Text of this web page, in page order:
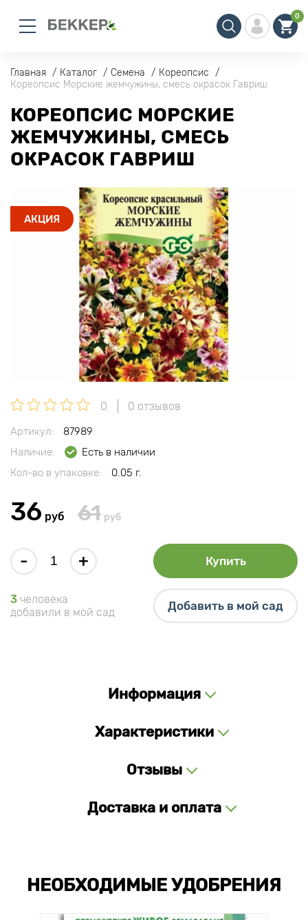
0
Главная Каталог Семена
Кореопсис
Кореопсис Морские жемчужины, смесь окрасок Гавриш
КОРЕОПСИС МОРСКИЕ
ЖЕМЧУЖИНЫ, СМЕСЬ
ОКРАСОК ГАВРИШ
АКЦИЯ
0 0 отзывов
Артикул:
87989
Наличие:
Есть в наличии
Кол-во в упаковке:
0.05 г.
36 руб 61 руб
- + Купить
3 человека
добавили в мой сад
Добавить в мой сад
Информация
Характеристики
Отзывы
Доставка и оплата
НЕОБХОДИМЫЕ УДОБРЕНИЯ